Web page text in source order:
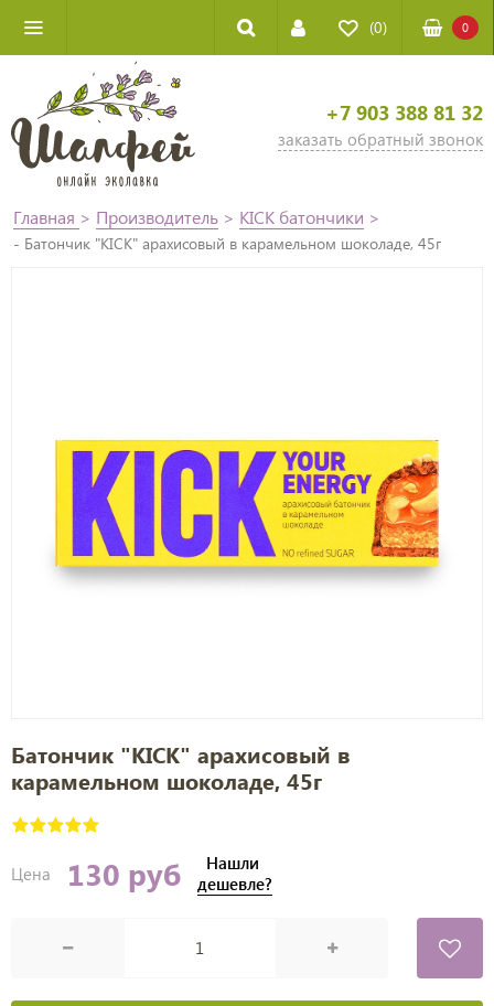
(0) 0
+7 903 388 81 32
заказать обратный звонок
Главная > Производитель > KICK батончики >
- Батончик "KICK" арахисовый в карамельном шоколаде, 45г
Батончик "KICK" арахисовый в
карамельном шоколаде, 45г
Цена 130 руб
Нашли
дешевле?